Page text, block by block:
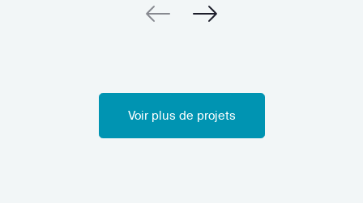
Voir plus de projets